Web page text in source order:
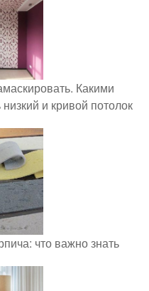
Какими
и кривой потолок
что важно знать